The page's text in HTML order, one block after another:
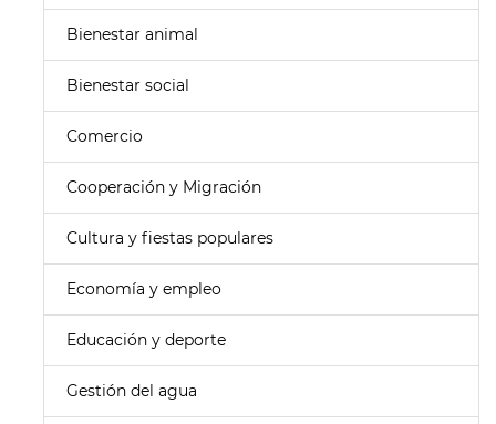
Bienestar animal
Bienestar social
Comercio
Cooperación y Migración
Cultura y fiestas populares
Economía y empleo
Educación y deporte
Gestión del agua